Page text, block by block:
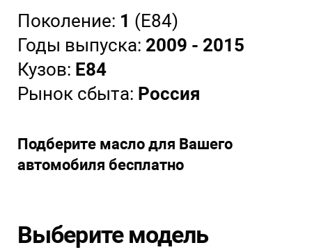
Поколение: 1 (E84)
Годы выпуска: 2009 - 2015
Кузов: E84
Рынок сбыта: Россия
Подберите масло для Вашего
автомобиля бесплатно
Выберите модель